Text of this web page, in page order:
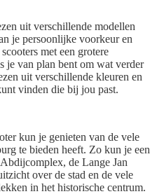
uit verschillende modellen
je persoonlijke voorkeur en
met een grotere
je van plan bent om wat verder
uit verschillende kleuren en
vinden die bij jou past.
kun je genieten van de vele
te bieden heeft. Zo kun je een
de Lange Jan
over de stad en de vele
in het historische centrum.